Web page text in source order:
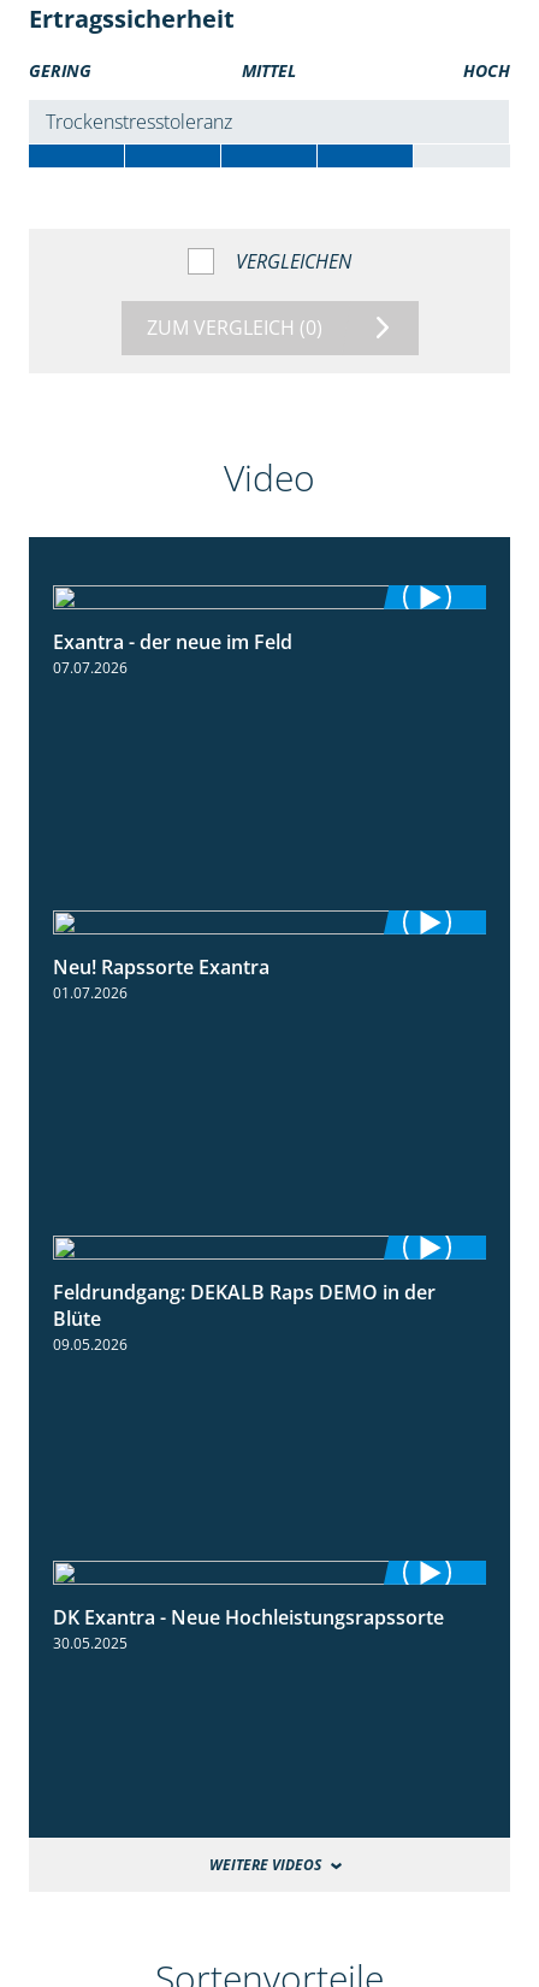
Ertragssicherheit
GERING MITTEL HOCH
Trockenstresstoleranz
VERGLEICHEN
ZUM VERGLEICH (0)
Video
Exantra - der neue im Feld
07.07.2026
Neu! Rapssorte Exantra
01.07.2026
2:37
Feldrundgang: DEKALB Raps DEMO in der
Blüte
09.05.2026
2:15
DK Exantra - Neue Hochleistungsrapssorte
30.05.2025
WEITERE VIDEOS